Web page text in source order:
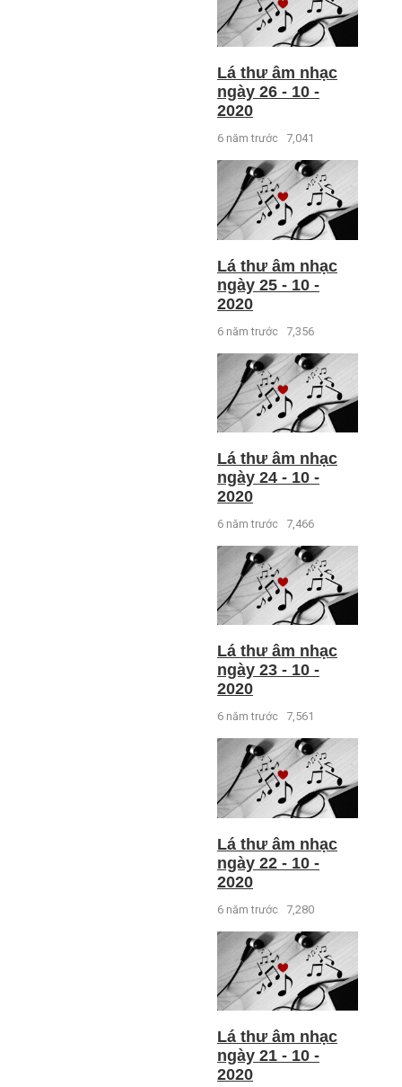
Lá thư âm nhạc
ngày 26 - 10 -
2020
6 năm trước 7,041
Lá thư âm nhạc
ngày 25 - 10 -
2020
6 năm trước 7,356
Lá thư âm nhạc
ngày 24 - 10 -
2020
6 năm trước 7,466
Lá thư âm nhạc
ngày 23 - 10 -
2020
6 năm trước 7,561
Lá thư âm nhạc
ngày 22 - 10 -
2020
6 năm trước 7,280
Lá thư âm nhạc
ngày 21 - 10 -
2020